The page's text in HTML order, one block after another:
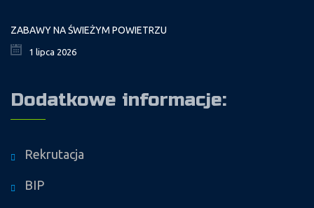
ZABAWY NA ŚWIEŻYM POWIETRZU
1 lipca 2026
Dodatkowe informacje:
Rekrutacja
BIP